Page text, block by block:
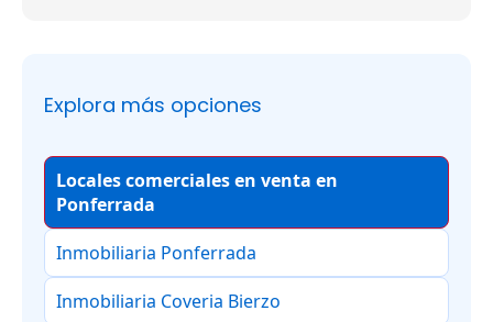
Explora más opciones
Locales comerciales en venta en
Ponferrada
Inmobiliaria Ponferrada
Inmobiliaria Coveria Bierzo